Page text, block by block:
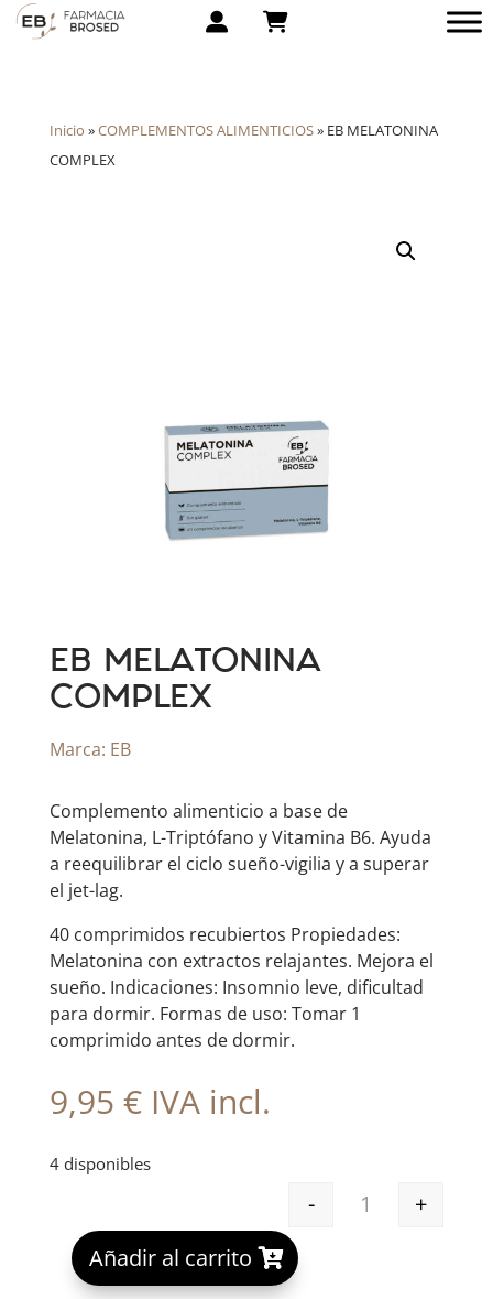
Inicio »COMPLEMENTOS ALIMENTICIOS» EB MELATONINA
COMPLEX
EB MELATONINA
COMPLEX
Marca: EB
​Complemento alimenticio a base de
Melatonina, L-Triptófano y Vitamina B6. Ayuda
a reequilibrar el ciclo sueño-vigilia y a superar
el jet-lag.
40 comprimidos recubiertos Propiedades:
Melatonina con extractos relajantes. Mejora el
sueño. Indicaciones: Insomnio leve, dificultad
para dormir. Formas de uso: Tomar 1
comprimido antes de dormir.
9,95 € IVA incl.
4 disponibles
EB
-
+
Añadir al carrito
A